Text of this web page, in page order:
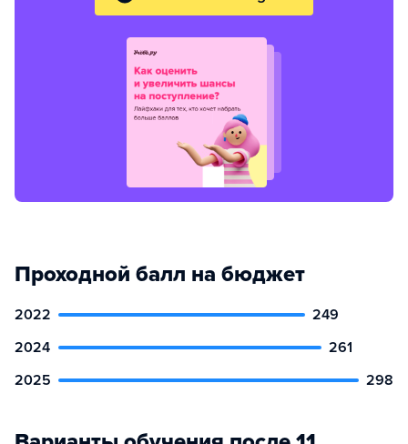
Проходной балл на бюджет
2022
249
2024
261
2025
298